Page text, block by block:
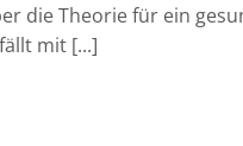
die Theorie für ein
mit [...]